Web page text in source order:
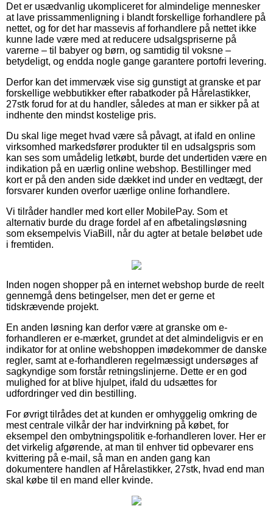
Det er usædvanlig ukompliceret for almindelige mennesker
at lave prissammenligning i blandt forskellige forhandlere på
nettet, og for det har massevis af forhandlere på nettet ikke
kunne lade være med at reducere udsalgspriserne på
varerne – til babyer og børn, og samtidig til voksne –
betydeligt, og endda nogle gange garantere portofri levering.
Derfor kan det immervæk vise sig gunstigt at granske et par
forskellige webbutikker efter rabatkoder på Hårelastikker,
27stk forud for at du handler, således at man er sikker på at
indhente den mindst kostelige pris.
Du skal lige meget hvad være så påvagt, at ifald en online
virksomhed markedsfører produkter til en udsalgspris som
kan ses som umådelig letkøbt, burde det undertiden være en
indikation på en uærlig online webshop. Bestillinger med
kort er på den anden side dækket ind under en vedtægt, der
forsvarer kunden overfor uærlige online forhandlere.
Vi tilråder handler med kort eller MobilePay. Som et
alternativ burde du drage fordel af en afbetalingsløsning
som eksempelvis ViaBill, når du agter at betale beløbet ude
i fremtiden.
Inden nogen shopper på en internet webshop burde de reelt
gennemgå dens betingelser, men det er gerne et
tidskrævende projekt.
En anden løsning kan derfor være at granske om e-
forhandleren er e-mærket, grundet at det almindeligvis er en
indikator for at online webshoppen imødekommer de danske
regler, samt at e-forhandleren regelmæssigt undersøges af
sagkyndige som forstår retningslinjerne. Dette er en god
mulighed for at blive hjulpet, ifald du udsættes for
udfordringer ved din bestilling.
For øvrigt tilrådes det at kunden er omhyggelig omkring de
mest centrale vilkår der har indvirkning på købet, for
eksempel den ombytningspolitik e-forhandleren lover. Her er
det virkelig afgørende, at man til enhver tid opbevarer ens
kvittering på e-mail, så man en anden gang kan
dokumentere handlen af Hårelastikker, 27stk, hvad end man
skal købe til en mand eller kvinde.